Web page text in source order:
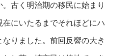
古く明治期の移民に始まり
にいたるまでそれほどにハ
なりました。前回反響の大き